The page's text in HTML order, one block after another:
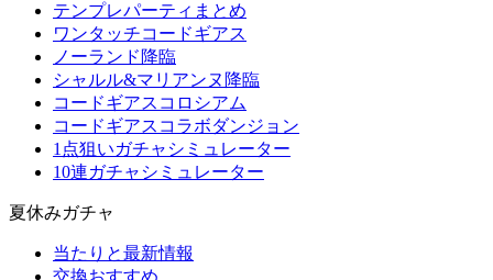
テンプレパーティまとめ
ワンタッチコードギアス
ノーランド降臨
シャルル&マリアンヌ降臨
コードギアスコロシアム
コードギアスコラボダンジョン
1点狙いガチャシミュレーター
10連ガチャシミュレーター
夏休みガチャ
当たりと最新情報
交換おすすめ